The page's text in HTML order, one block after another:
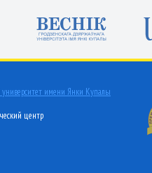
университет имени Янки Купалы
центр